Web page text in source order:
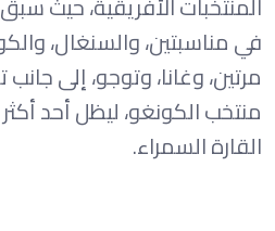
في مناسبتين، والسنغال،
مرتين، وغانا، وتوجو، إلى
منتخب الكونغو، ليظل أحد
القارة السمراء.